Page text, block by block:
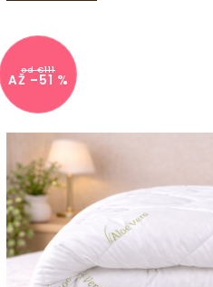
od €111
AŽ –51 %